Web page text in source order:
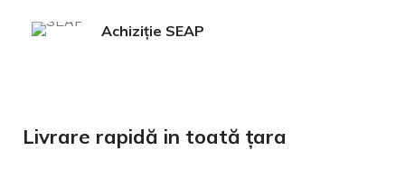
Achiziție SEAP
Livrare rapidă in toată țara